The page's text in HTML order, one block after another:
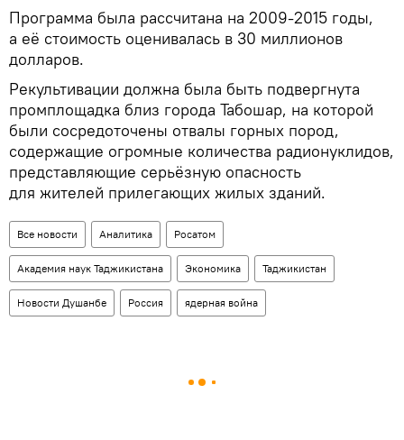
Программа была рассчитана на 2009-2015 годы,
а её стоимость оценивалась в 30 миллионов
долларов.
Рекультивации должна была быть подвергнута
промплощадка близ города Табошар, на которой
были сосредоточены отвалы горных пород,
содержащие огромные количества радионуклидов,
представляющие серьёзную опасность
для жителей прилегающих жилых зданий.
Все новости Аналитика Росатом
Академия наук Таджикистана Экономика Таджикистан
Новости Душанбе Россия ядерная война